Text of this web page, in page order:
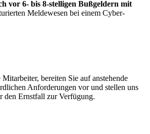
vor 6- bis 8-stelligen Bußgeldern mit
Meldewesen bei einem Cyber-
bereiten Sie auf anstehende
Anforderungen vor und stellen uns
den Ernstfall zur Verfügung.